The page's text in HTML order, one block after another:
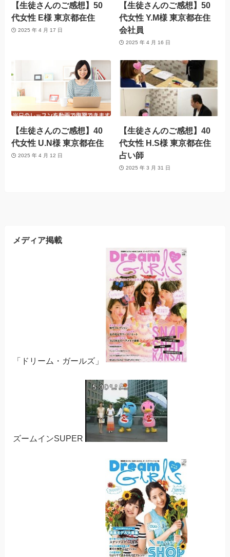
【生徒さんのご感想】50
代女性 E様 東京都在住
2025 年 4 月 17 日
【生徒さんのご感想】50
代女性 Y.M様 東京都在住
会社員
2025 年 4 月 16 日
【生徒さんのご感想】40
代女性 U.N様 東京都在住
2025 年 4 月 12 日
【生徒さんのご感想】40
代女性 H.S様 東京都在住
占い師
2025 年 3 月 31 日
メディア掲載
「ドリーム・ガールズ」
ズームインSUPER